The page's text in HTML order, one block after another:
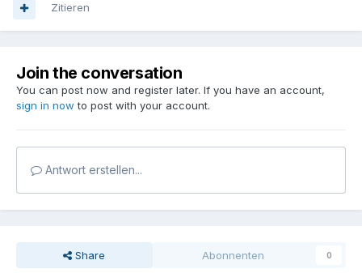
Zitieren
Join the conversation
You can post now and register later. If you have an account,
sign in now to post with your account.
Antwort erstellen...
Share Abonnenten 0